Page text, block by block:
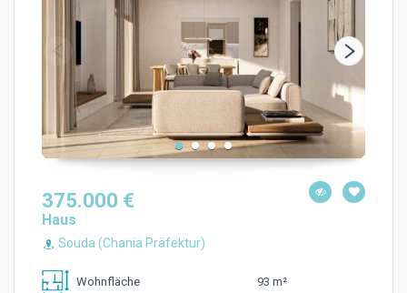
375.000 €
Haus
Souda (Chania Präfektur)
Wohnfläche 93 m²